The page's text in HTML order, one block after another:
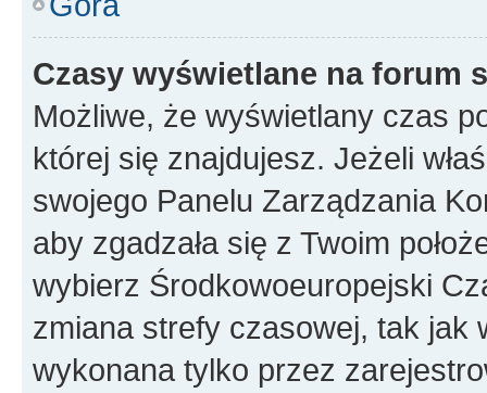
Czasy wyświetlane na forum
Możliwe, że wyświetlany czas
której się znajdujesz. Jeżeli
swojego Panelu Zarządzania
aby zgadzała się z Twoim
wybierz Środkowoeuropejski
zmiana strefy czasowej, tak jak
wykonana tylko przez